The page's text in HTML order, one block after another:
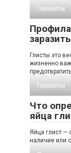
Паразиты
Глисты это
жизненно
Паразиты
Что
яйца
Яйца глист —
наличие или